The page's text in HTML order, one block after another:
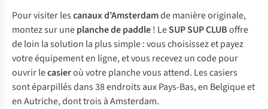
Pour visiter lescanaux d’Amsterdamde manière originale,
montez sur uneplanche de paddle! LeSUP SUP CLUBoffre
de loin la solution la plus simple : vous choisissez et payez
votre équipement en ligne, et vous recevez un code pour
ouvrir lecasieroù votre planche vous attend. Les casiers
sont éparpillés dans 38 endroits aux Pays-Bas, en Belgique et
en Autriche, dont trois à Amsterdam.